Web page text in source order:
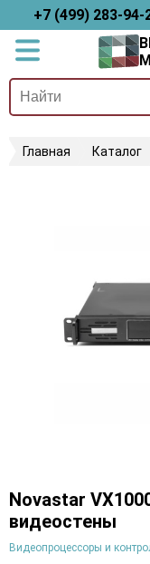
+7 (499) 283-94-
Главная Каталог
Novastar
видеостены
Видеопроцессоры и